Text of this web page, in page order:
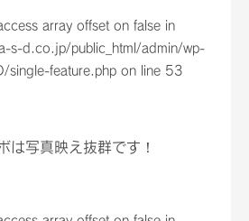
array offset on false in
s-d.co.jp/public_html/admin/wp-
single-feature.php on line 53
は写真映え抜群です！